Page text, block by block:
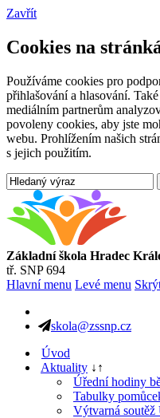
Zavřít
Cookies na
Používáme cookies pro
přihlašování a hlasování.
mediálním partnerům
povoleny cookies, aby jste
webu. Prohlížením našich
s jejich použitím.
Základní škola Hradec
tř. SNP 694
Hlavní menu Levé menu
skola@zssnp.cz
Úvod
Aktuality ↓ ↑
Úřední hodiny
Tabulky
Výtvarná